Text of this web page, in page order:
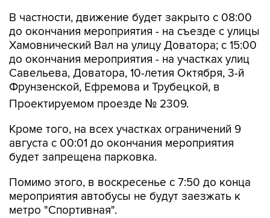
В частности, движение будет закрыто с 08:00
до окончания мероприятия - на съезде с улицы
Хамовнический Вал на улицу Доватора; с 15:00
до окончания мероприятия - на участках улиц
Савельева, Доватора, 10-летия Октября, 3-й
Фрунзенской, Ефремова и Трубецкой, в
Проектируемом проезде № 2309.
Кроме того, на всех участках ограничений 9
августа с 00:01 до окончания мероприятия
будет запрещена парковка.
Помимо этого, в воскресенье с 7:50 до конца
мероприятия автобусы не будут заезжать к
метро "Спортивная".